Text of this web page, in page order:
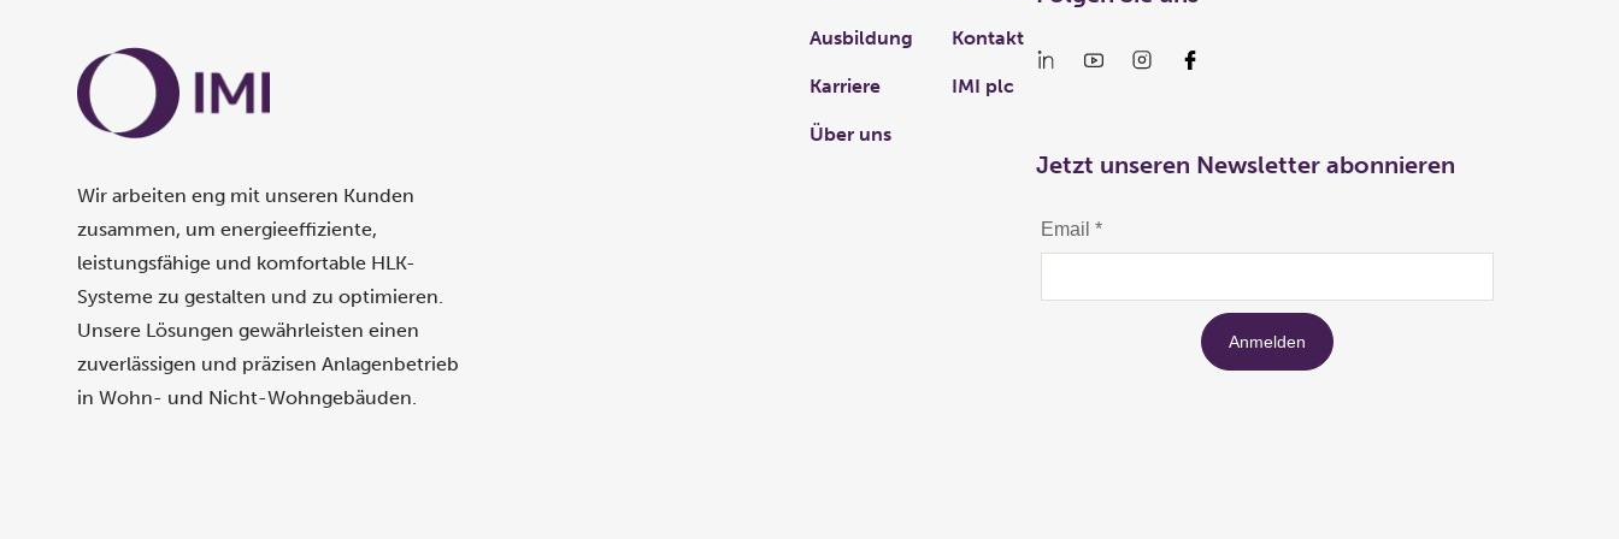
Wir arbeiten eng mit unseren Kunden
zusammen, um energieeffiziente,
leistungsfähige und komfortable HLK-
Systeme zu gestalten und zu optimieren.
Unsere Lösungen gewährleisten einen
zuverlässigen und präzisen Anlagenbetrieb
in Wohn- und Nicht-Wohngebäuden.
Ausbildung Kontakt
Karriere IMI plc
Über uns
Jetzt unseren Newsletter abonnieren